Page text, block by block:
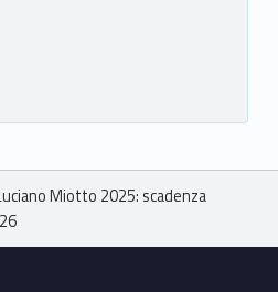
Miotto 2025: scadenza